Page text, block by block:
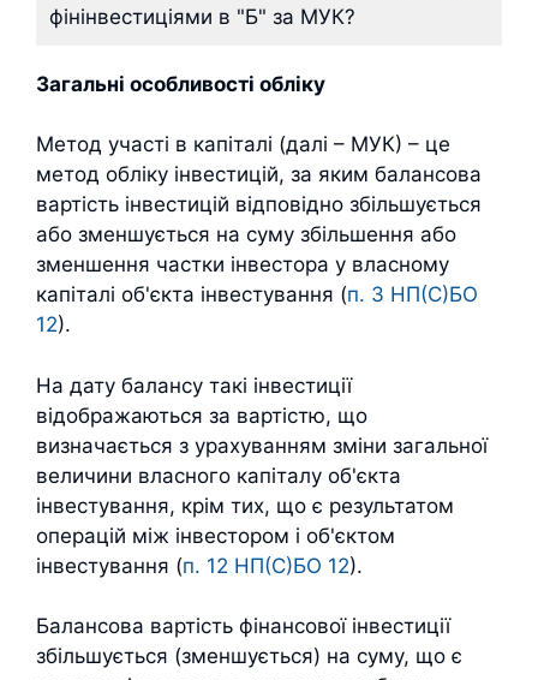
фінінвестиціями в "Б" за МУК?
Загальні особливості обліку
Метод участі в капіталі (далі – МУК) – це
метод обліку інвестицій, за яким балансова
вартість інвестицій відповідно збільшується
або зменшується на суму збільшення або
зменшення частки інвестора у власному
капіталі об'єкта інвестування (п. 3 НП(С)БО
12).
На дату балансу такі інвестиції
відображаються за вартістю, що
визначається з урахуванням зміни загальної
величини власного капіталу об'єкта
інвестування, крім тих, що є результатом
операцій між інвестором і об'єктом
інвестування (п. 12 НП(С)БО 12).
Балансова вартість фінансової інвестиції
збільшується (зменшується) на суму, що є